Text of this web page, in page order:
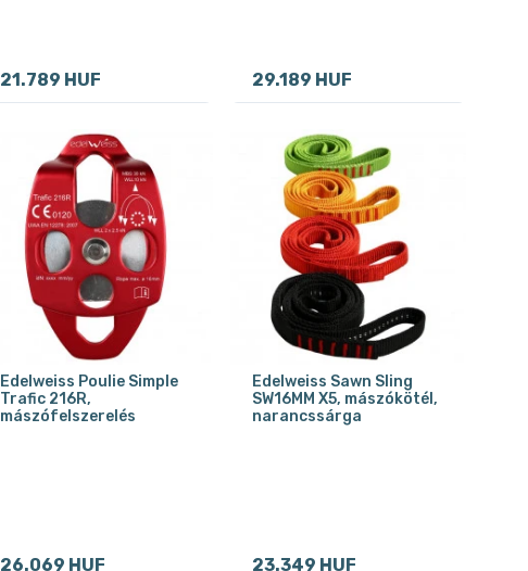
21.789 HUF 29.189 HUF
Edelweiss Poulie Simple
Trafic 216R,
mászófelszerelés
26.069 HUF
Edelweiss Sawn Sling
SW16MM X5, mászókötél,
narancssárga
23.349 HUF